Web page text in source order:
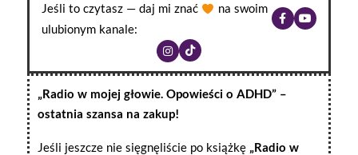
Jeśli to czytasz — daj mi znać
na swoim
ulubionym kanale:
„Radio w mojej głowie. Opowieści o ADHD” –
ostatnia szansa na zakup!
Jeśli jeszcze nie sięgnęliście po książkę „Radio w